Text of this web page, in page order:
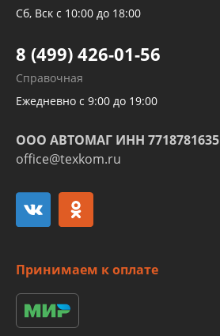
Трубок кондиционеров
Развертка пайка медных стальных
алюминиевых трубок и штуцеров
Сб, Вск с 10:00 до 18:00
8 (499) 426-01-56
Справочная
Ежедневно с 9:00 до 19:00
ООО АВТОМАГ ИНН 7718781635
office@texkom.ru
Принимаем к оплате